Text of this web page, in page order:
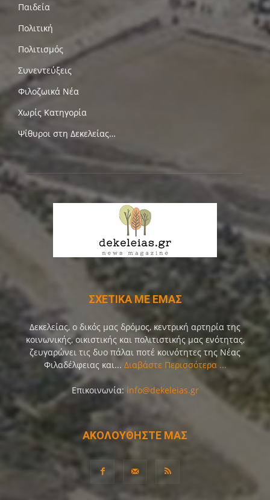
Παιδεία
Πολιτική
Πολιτισμός
Συνεντεύξεις
Φιλοζωικά Νέα
Χωρίς Κατηγορία
Ψίθυροι στη Δεκελείας…
ΣΧΕΤΙΚΑ ΜΕ ΕΜΑΣ
Δεκελείας, ο δικός μας δρόμος, κεντρική αρτηρία της
κοινωνικής, οικιστικής και πολιτιστικής μας ενότητας,
ζευγαρώνει τις δυο πάλαι ποτέ κοινότητες της Νέας
Φιλαδέλφειας και... Διαβάστε Περισσότερα ...
Επικοινωνία: info@dekeleias.gr
ΑΚΟΛΟΥΘΗΣΤΕ ΜΑΣ